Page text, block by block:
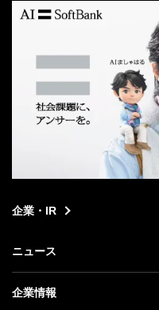
企業・IR
ニュース
ニュース トップ
企業情報